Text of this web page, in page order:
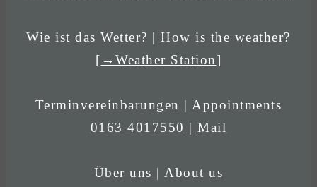
Wie ist das Wetter? | How is the weather?
[ →Weather Station]
Terminvereinbarungen | Appointments
0163 4017550 |Mail
Über uns | About us